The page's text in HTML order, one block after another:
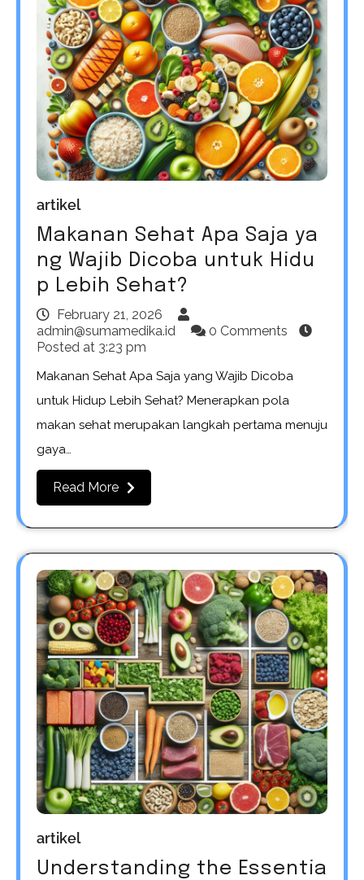
artikel
Makanan Sehat Apa Saja ya
ng Wajib Dicoba untuk Hidu
p Lebih Sehat?
February 21, 2026
admin@sumamedika.id
0 Comments
Posted at 3:23 pm
Makanan Sehat Apa Saja yang Wajib Dicoba
untuk Hidup Lebih Sehat? Menerapkan pola
makan sehat merupakan langkah pertama menuju
gaya…
Read More
artikel
Understanding the Essentia